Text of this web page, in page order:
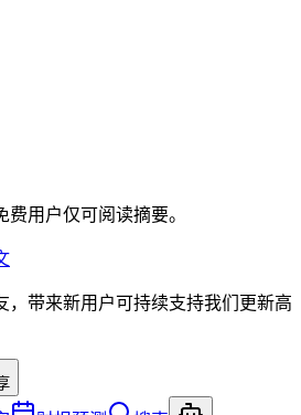
用户仅可阅读摘要。
，带来新用户可持续支持我们更新高